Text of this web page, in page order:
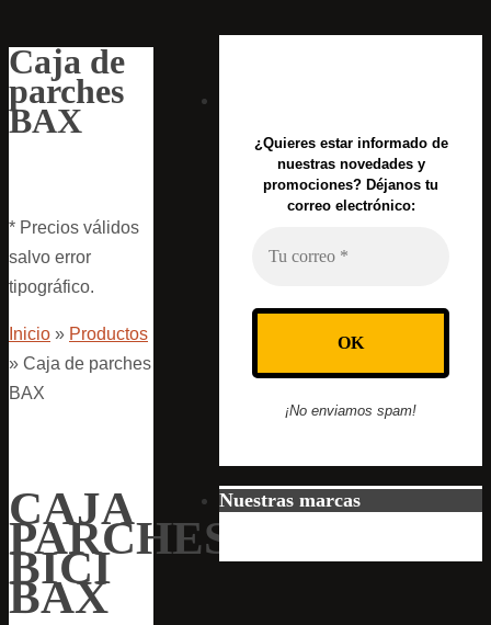
Caja de
parches
BAX
* Precios válidos
salvo error
tipográfico.
Inicio » Productos
» Caja de parches
BAX
CAJA
PARCHES
BICI
BAX
¿Quieres estar informado de
nuestras novedades y
promociones? Déjanos tu
correo electrónico:
¡No enviamos spam!
Nuestras marcas